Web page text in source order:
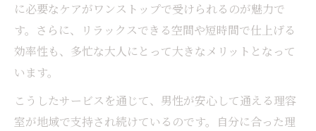
に必要なケアがワンストップで受けられるのが魅力で
す。さらに、リラックスできる空間や短時間で仕上げる
効率性も、多忙な大人にとって大きなメリットとなって
います。
こうしたサービスを通じて、男性が安心して通える理容
室が地域で支持され続けているのです。自分に合った理